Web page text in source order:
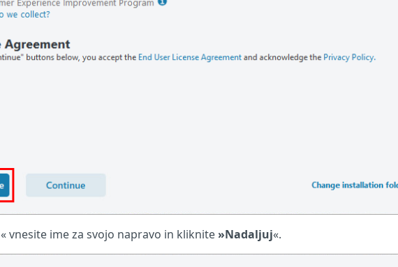
« vnesite ime za svojo napravo in kliknite »Nadaljuj«.